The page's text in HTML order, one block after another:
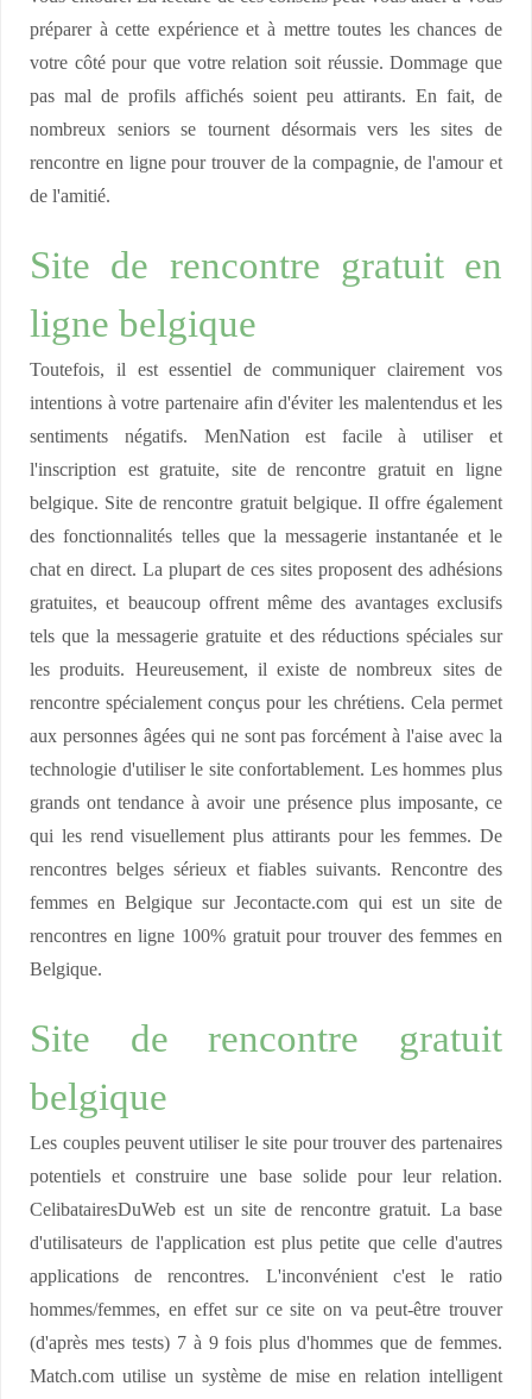
préparer à cette expérience et à mettre toutes les chances de
votre côté pour que votre relation soit réussie. Dommage que
pas mal de profils affichés soient peu attirants. En fait, de
nombreux seniors se tournent désormais vers les sites de
rencontre en ligne pour trouver de la compagnie, de l'amour et
de l'amitié.
Site de rencontre gratuit en
ligne belgique
Toutefois, il est essentiel de communiquer clairement vos
intentions à votre partenaire afin d'éviter les malentendus et les
sentiments négatifs. MenNation est facile à utiliser et
l'inscription est gratuite, site de rencontre gratuit en ligne
belgique. Site de rencontre gratuit belgique. Il offre également
des fonctionnalités telles que la messagerie instantanée et le
chat en direct. La plupart de ces sites proposent des adhésions
gratuites, et beaucoup offrent même des avantages exclusifs
tels que la messagerie gratuite et des réductions spéciales sur
les produits. Heureusement, il existe de nombreux sites de
rencontre spécialement conçus pour les chrétiens. Cela permet
aux personnes âgées qui ne sont pas forcément à l'aise avec la
technologie d'utiliser le site confortablement. Les hommes plus
grands ont tendance à avoir une présence plus imposante, ce
qui les rend visuellement plus attirants pour les femmes. De
rencontres belges sérieux et fiables suivants. Rencontre des
femmes en Belgique sur Jecontacte.com qui est un site de
rencontres en ligne 100% gratuit pour trouver des femmes en
Belgique.
Site de rencontre gratuit
belgique
Les couples peuvent utiliser le site pour trouver des partenaires
potentiels et construire une base solide pour leur relation.
CelibatairesDuWeb est un site de rencontre gratuit. La base
d'utilisateurs de l'application est plus petite que celle d'autres
applications de rencontres. L'inconvénient c'est le ratio
hommes/femmes, en effet sur ce site on va peut-être trouver
(d'après mes tests) 7 à 9 fois plus d'hommes que de femmes.
Match.com utilise un système de mise en relation intelligent